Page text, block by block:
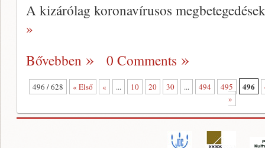
A kizárólag koronavírusos
»
Bővebben
0 Comments
496 / 628 « Első « ... 10 20 30 ... 494 495 496
»